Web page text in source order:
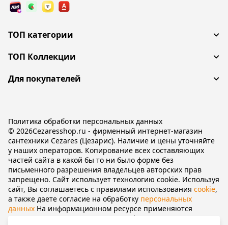
ТОП категории
ТОП Коллекции
Для покупателей
© 2026Cezaresshop.ru - фирменный интернет-магазин
сантехники Cezares (Цезарис). Наличие и цены уточняйте
у наших операторов. Копирование всех составляющих
частей сайта в какой бы то ни было форме без
письменного разрешения владельцев авторских прав
запрещено. Сайт использует технологию cookie. Используя
сайт, Вы соглашаетесь с правилами использования cookie,
а также даете согласие на обработку персональных
данных На информационном ресурсе применяются
(информационные
Политика обработки персональных данных